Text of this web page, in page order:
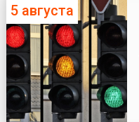
5 августа